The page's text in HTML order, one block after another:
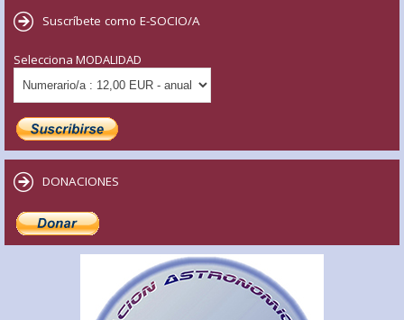
Suscríbete como E-SOCIO/A
Selecciona MODALIDAD
DONACIONES